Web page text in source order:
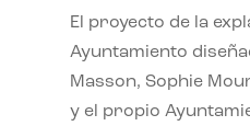
El proyecto de la
Ayuntamiento
Masson, Sophie
y el propio